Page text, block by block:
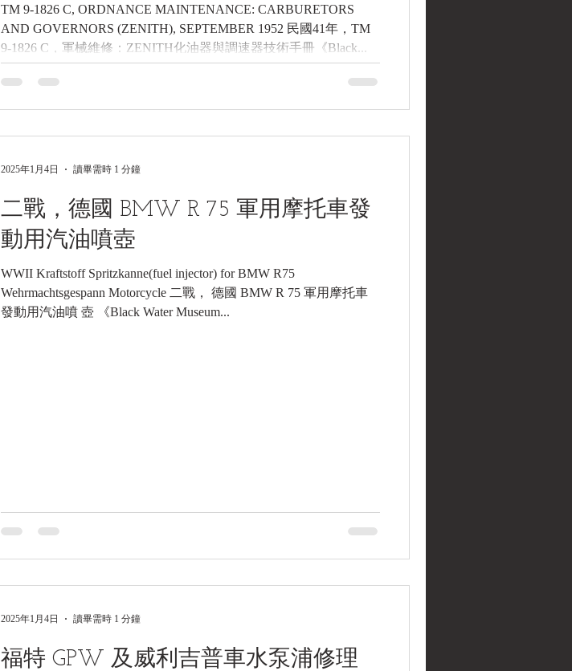
TM 9-1826 C, ORDNANCE MAINTENANCE: CARBURETORS
AND GOVERNORS (ZENITH), SEPTEMBER 1952 民國41年，TM
9-1826 C，軍械維修：ZENITH化油器與調速器技術手冊《Black...
二戰，德國 BMW R 75 軍用摩托車發
動用汽油噴壺
WWII Kraftstoff Spritzkanne(fuel injector) for BMW R75
Wehrmachtsgespann Motorcycle 二戰， 德國 BMW R 75 軍用摩托車
發動用汽油噴 壺 《Black Water Museum...
2025年1月4日 讀畢需時 1 分鐘
福特 GPW 及威利吉普車水泵浦修理
2025年1月4日 讀畢需時 1 分鐘